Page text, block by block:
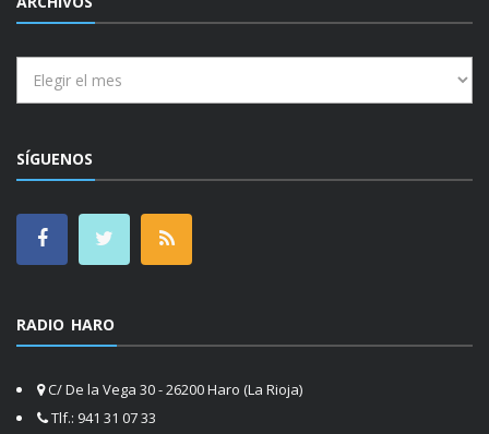
SÍGUENOS
RADIO HARO
C/ De la Vega 30 - 26200 Haro (La Rioja)
Tlf.: 941 31 07 33